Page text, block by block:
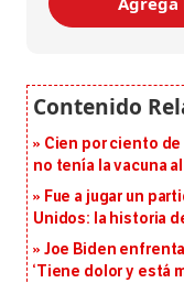
Cien por ciento
no tenía la vacuna
Fue a jugar un
Unidos: la historia
Joe Biden
‘Tiene dolor y está